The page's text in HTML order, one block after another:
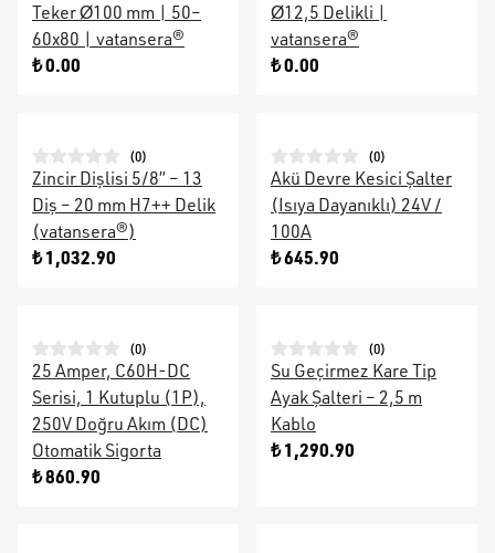
Teker Ø100 mm | 50–
60x80 | vatansera®
₺ 0.00
Ø12,5 Delikli |
vatansera®
₺ 0.00
(0)
Zincir Dişlisi 5/8” – 13
Diş – 20 mm H7++ Delik
(vatansera®)
₺ 1,032.90
(0)
Akü Devre Kesici Şalter
(Isıya Dayanıklı) 24V /
100A
₺ 645.90
(0)
25 Amper, C60H-DC
Serisi, 1 Kutuplu (1P),
250V Doğru Akım (DC)
Otomatik Sigorta
₺ 860.90
(0)
Su Geçirmez Kare Tip
Ayak Şalteri – 2,5 m
Kablo
₺ 1,290.90